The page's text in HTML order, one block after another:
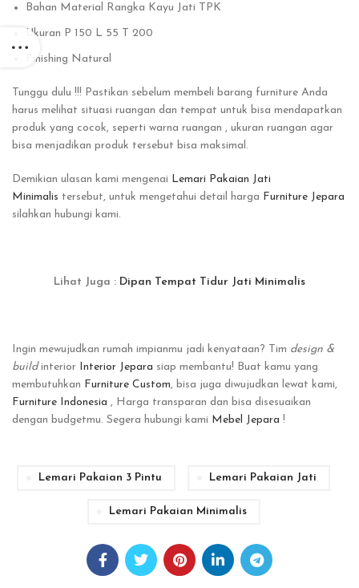
Bahan Material Rangka Kayu Jati TPK
Ukuran P 150 L 55 T 200
Finishing Natural
Tunggu dulu !!! Pastikan sebelum membeli barang furniture Anda
harus melihat situasi ruangan dan tempat untuk bisa mendapatkan
produk yang cocok, seperti warna ruangan , ukuran ruangan agar
bisa menjadikan produk tersebut bisa maksimal.
Demikian ulasan kami mengenai Lemari Pakaian Jati
Minimalis tersebut, untuk mengetahui detail harga Furniture Jepara
silahkan hubungi kami.
Lihat Juga : Dipan Tempat Tidur Jati Minimalis
Ingin mewujudkan rumah impianmu jadi kenyataan? Tim design &
buildinterior Interior Jepara siap membantu! Buat kamu yang
membutuhkan Furniture Custom, bisa juga diwujudkan lewat kami,
Furniture Indonesia , Harga transparan dan bisa disesuaikan
dengan budgetmu. Segera hubungi kami Mebel Jepara !
Lemari Pakaian 3 Pintu Lemari Pakaian Jati
Lemari Pakaian Minimalis